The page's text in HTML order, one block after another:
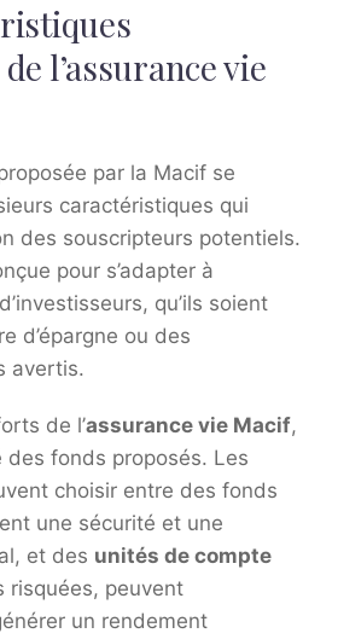
l’assurance vie
par la Macif se
caractéristiques qui
des souscripteurs potentiels.
pour s’adapter à
qu’ils soient
d’épargne ou des
avertis.
de l’assurance vie Macif,
des fonds proposés. Les
choisir entre des fonds
une sécurité et une
et des unités de compte
risquées, peuvent
un rendement